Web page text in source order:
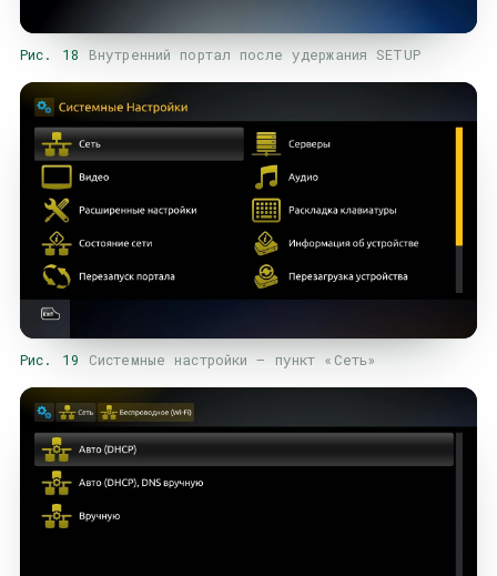
Рис. 18 Внутренний портал после удержания SETUP
Рис. 19 Системные настройки — пункт «Сеть»